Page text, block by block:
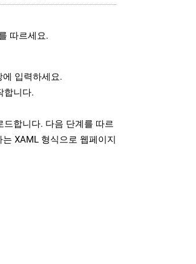
따르세요.
에 입력하세요.
합니다.
합니다. 다음 단계를 따르
XAML 형식으로 웹페이지